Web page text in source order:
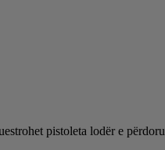
pistoleta lodër e